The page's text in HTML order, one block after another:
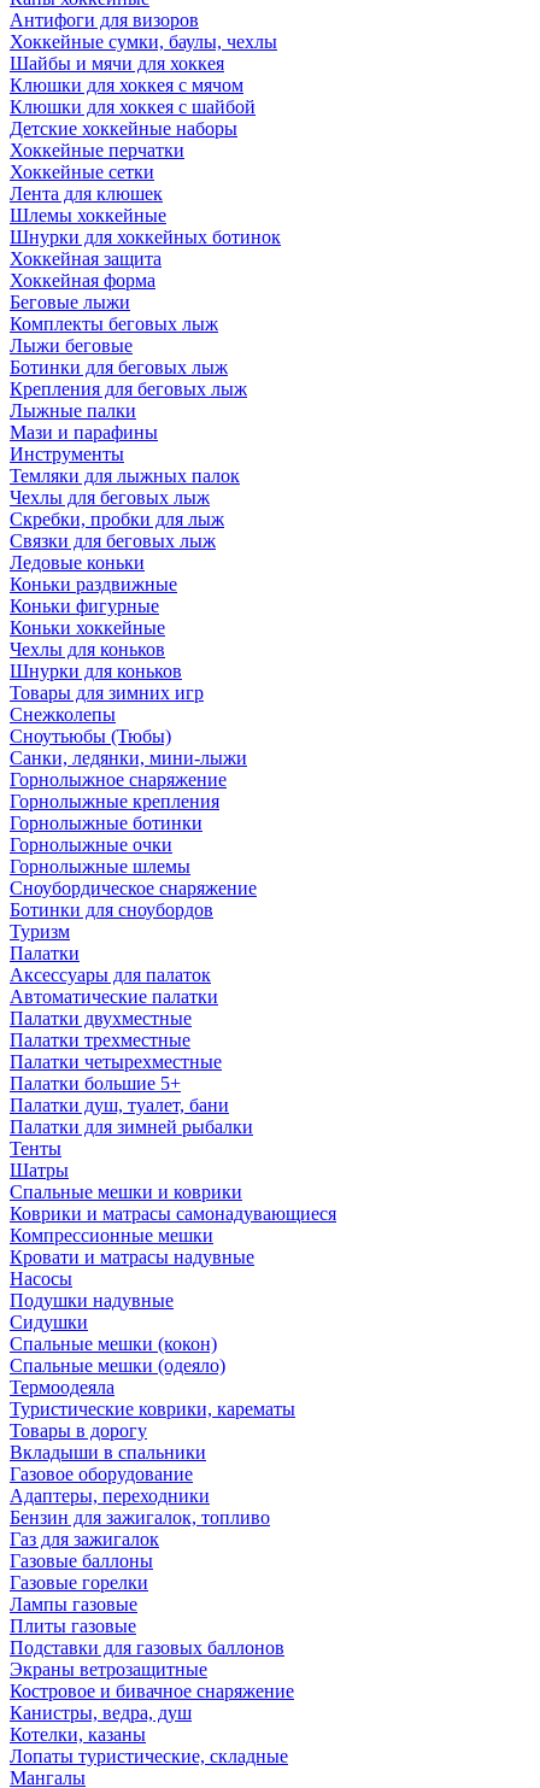
Антифоги для визоров
Хоккейные сумки, баулы, чехлы
Шайбы и мячи для хоккея
Клюшки для хоккея с мячом
Клюшки для хоккея с шайбой
Детские хоккейные наборы
Хоккейные перчатки
Хоккейные сетки
Лента для клюшек
Шлемы хоккейные
Шнурки для хоккейных ботинок
Хоккейная защита
Хоккейная форма
Беговые лыжи
Комплекты беговых лыж
Лыжи беговые
Ботинки для беговых лыж
Крепления для беговых лыж
Лыжные палки
Мази и парафины
Инструменты
Темляки для лыжных палок
Чехлы для беговых лыж
Скребки, пробки для лыж
Связки для беговых лыж
Ледовые коньки
Коньки раздвижные
Коньки фигурные
Коньки хоккейные
Чехлы для коньков
Шнурки для коньков
Товары для зимних игр
Снежколепы
Сноутьюбы (Тюбы)
Санки, ледянки, мини-лыжи
Горнолыжное снаряжение
Горнолыжные крепления
Горнолыжные ботинки
Горнолыжные очки
Горнолыжные шлемы
Сноубордическое снаряжение
Ботинки для сноубордов
Туризм
Палатки
Аксессуары для палаток
Автоматические палатки
Палатки двухместные
Палатки трехместные
Палатки четырехместные
Палатки большие 5+
Палатки душ, туалет, бани
Палатки для зимней рыбалки
Тенты
Шатры
Спальные мешки и коврики
Коврики и матрасы самонадувающиеся
Компрессионные мешки
Кровати и матрасы надувные
Насосы
Подушки надувные
Сидушки
Спальные мешки (кокон)
Спальные мешки (одеяло)
Термоодеяла
Туристические коврики, карематы
Товары в дорогу
Вкладыши в спальники
Газовое оборудование
Адаптеры, переходники
Бензин для зажигалок, топливо
Газ для зажигалок
Газовые баллоны
Газовые горелки
Лампы газовые
Плиты газовые
Подставки для газовых баллонов
Экраны ветрозащитные
Костровое и бивачное снаряжение
Канистры, ведра, душ
Котелки, казаны
Лопаты туристические, складные
Мангалы